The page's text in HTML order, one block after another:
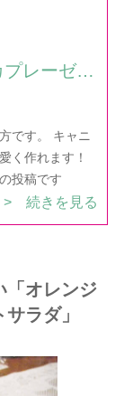
レーゼ
理びより
です。 キャニ
く作れます！
投稿です
> 続きを見る
「オレンジ
ラダ」